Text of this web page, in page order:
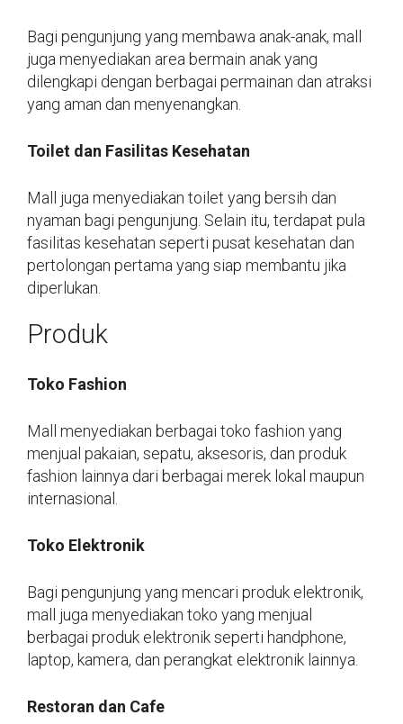
Bagi pengunjung yang membawa anak-anak, mall
juga menyediakan area bermain anak yang
dilengkapi dengan berbagai permainan dan atraksi
yang aman dan menyenangkan.
Toilet dan Fasilitas Kesehatan
Mall juga menyediakan toilet yang bersih dan
nyaman bagi pengunjung. Selain itu, terdapat pula
fasilitas kesehatan seperti pusat kesehatan dan
pertolongan pertama yang siap membantu jika
diperlukan.
Produk
Toko Fashion
Mall menyediakan berbagai toko fashion yang
menjual pakaian, sepatu, aksesoris, dan produk
fashion lainnya dari berbagai merek lokal maupun
internasional.
Toko Elektronik
Bagi pengunjung yang mencari produk elektronik,
mall juga menyediakan toko yang menjual
berbagai produk elektronik seperti handphone,
laptop, kamera, dan perangkat elektronik lainnya.
Restoran dan Cafe